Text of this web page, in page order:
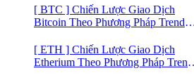
[ BTC ] Chiến Lược Giao Dịch
Bitcoin Theo Phương Pháp Trend
[ ETH ] Chiến Lược Giao Dịch
Etherium Theo Phương Pháp Trend